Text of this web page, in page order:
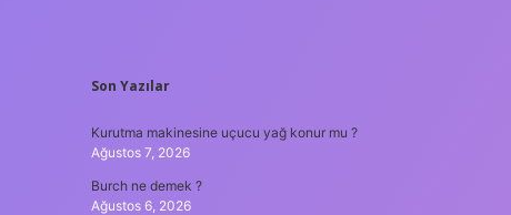
SIDEBAR
Son Yazılar
Kurutma makinesine uçucu yağ konur mu ?
Ağustos 7, 2026
Burch ne demek ?
Ağustos 6, 2026
bahis siteleriilbet giriş adresi